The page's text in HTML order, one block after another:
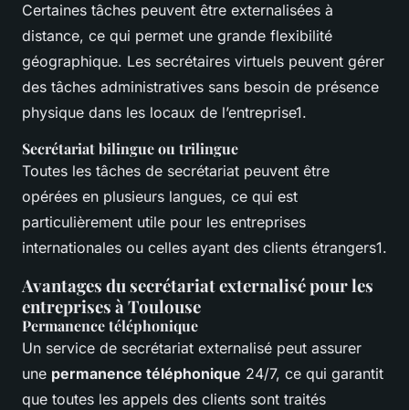
Certaines tâches peuvent être externalisées à
distance, ce qui permet une grande flexibilité
géographique. Les secrétaires virtuels peuvent gérer
des tâches administratives sans besoin de présence
physique dans les locaux de l’entreprise1.
Secrétariat bilingue ou trilingue
Toutes les tâches de secrétariat peuvent être
opérées en plusieurs langues, ce qui est
particulièrement utile pour les entreprises
internationales ou celles ayant des clients étrangers1.
Avantages du secrétariat externalisé pour les
entreprises à Toulouse
Permanence téléphonique
Un service de secrétariat externalisé peut assurer
une permanence téléphonique 24/7, ce qui garantit
que toutes les appels des clients sont traités